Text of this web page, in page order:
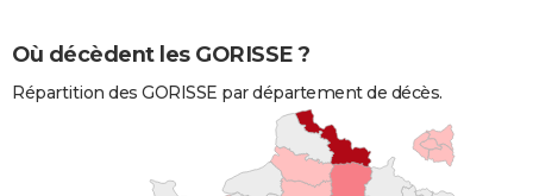
Où décèdent les GORISSE ?
Répartition des GORISSE par département de décès.